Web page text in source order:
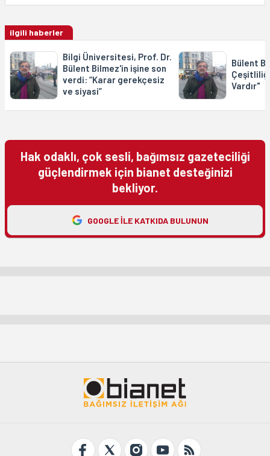
ilgili haberler
Bilgi Üniversitesi, Prof. Dr.
Bülent Bilmez'in işine son
verdi: “Karar gerekçesiz
ve siyasi”
Bülent
Vardır"
Hak odaklı, çok sesli, bağımsız gazeteciliği
güçlendirmek için bianet desteğinizi
bekliyor.
GOOGLE ILE KATKIDA BULUNUN